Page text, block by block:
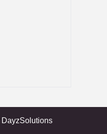
DayzSolutions